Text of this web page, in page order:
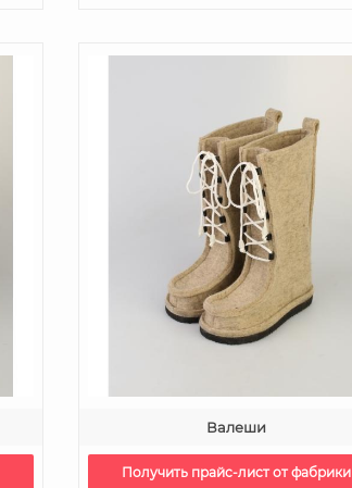
Валеши
Получить прайс-лист от фабрики